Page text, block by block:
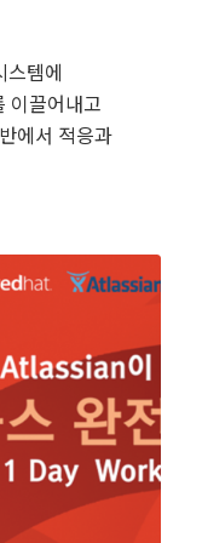
스템에
이끌어내고
에서 적응과